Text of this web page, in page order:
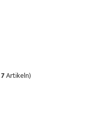
7Artikeln)